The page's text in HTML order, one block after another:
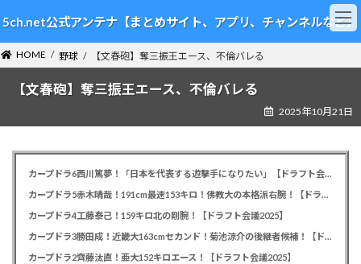
ン
テ
ン
ツ
ビ
ゲ
ー
シ
5ch.net公式アンテナ【まとめサイト、アプリ、チャンネルなど】
HOME 野球 【文春砲】奪三振王エース、不倫バレる
【文春砲】奪三振王エース、不倫バレる
2025年10月21日
カープドラ6西川篤夢！「日本を代表する遊撃手になりたい」【ドラフト会議2025】
カープドラ5赤木晴哉！191cm最速153キロ！佛教大の本格派右腕！【ドラフト会議2025】
カープドラ4工藤泰己！159キロ北の剛腕！【ドラフト会議2025】
カープドラ3勝田成！近畿大163cmセカンド！菊池涼介の後継者候補！【ドラフト会議2025】
カープドラ2齊藤汰直！亜大152キロエース！【ドラフト会議2025】